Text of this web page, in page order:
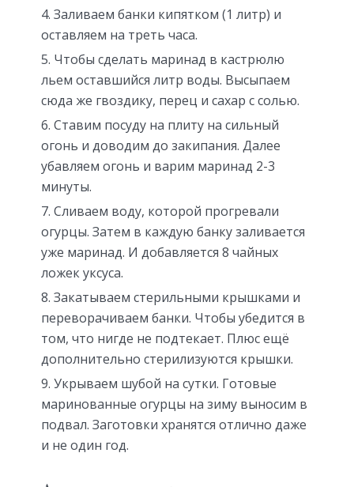
Заливаем банки кипятком (1 литр) и
оставляем на треть часа.
Чтобы сделать маринад в кастрюлю
льем оставшийся литр воды. Высыпаем
сюда же гвоздику, перец и сахар с солью.
Ставим посуду на плиту на сильный
огонь и доводим до закипания. Далее
убавляем огонь и варим маринад 2-3
минуты.
Сливаем воду, которой прогревали
огурцы. Затем в каждую банку заливается
уже маринад. И добавляется 8 чайных
ложек уксуса.
Закатываем стерильными крышками и
переворачиваем банки. Чтобы убедится в
том, что нигде не подтекает. Плюс ещё
дополнительно стерилизуются крышки.
Укрываем шубой на сутки. Готовые
маринованные огурцы на зиму выносим в
подвал. Заготовки хранятся отлично даже
и не один год.